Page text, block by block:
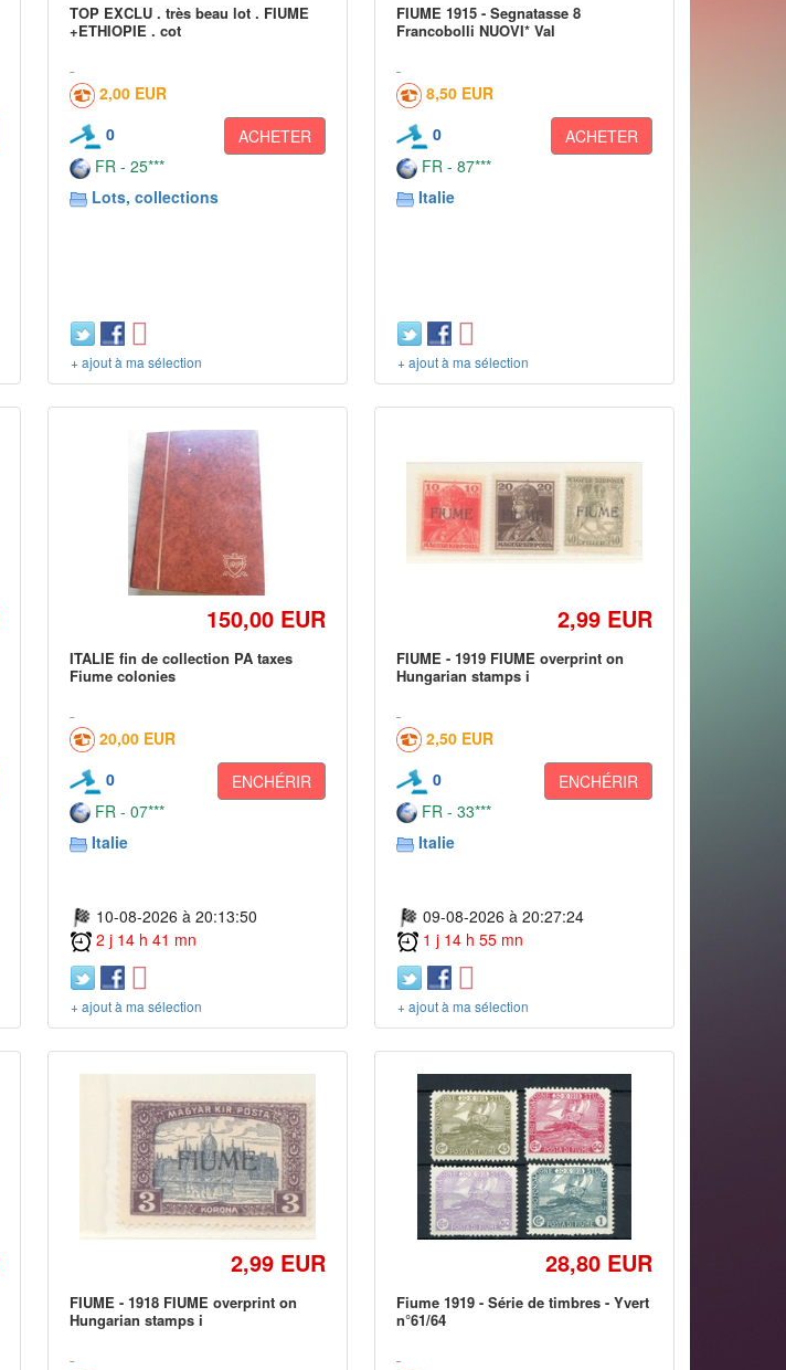
TOP EXCLU . très beau lot . FIUME
+ETHIOPIE . cot
2,00 EUR
0
ACHETER
FR - 25***
Lots, collections
+ ajout à ma sélection
FIUME 1915 - Segnatasse 8
Francobolli NUOVI* Val
8,50 EUR
0
ACHETER
FR - 87***
Italie
+ ajout à ma sélection
150,00 EUR
ITALIE fin de collection PA taxes
Fiume colonies
20,00 EUR
0
ENCHÉRIR
FR - 07***
Italie
10-08-2026 à 20:13:50
2 j 14 h 41 mn
+ ajout à ma sélection
2,99 EUR
FIUME - 1919 FIUME overprint on
Hungarian stamps i
2,50 EUR
0
ENCHÉRIR
FR - 33***
Italie
09-08-2026 à 20:27:24
1 j 14 h 55 mn
+ ajout à ma sélection
2,99 EUR
FIUME - 1918 FIUME overprint on
Hungarian stamps i
28,80 EUR
Fiume 1919 - Série de timbres - Yvert
n°61/64